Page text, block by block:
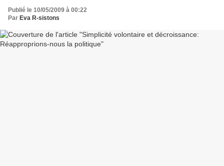
Publié le 10/05/2009 à 00:22
Par Eva R-sistons